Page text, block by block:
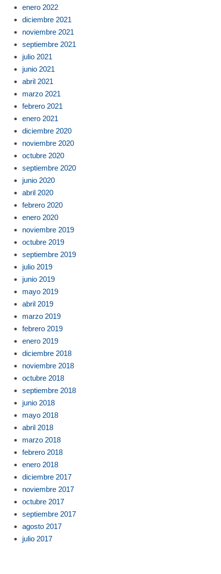
enero 2022
diciembre 2021
noviembre 2021
septiembre 2021
julio 2021
junio 2021
abril 2021
marzo 2021
febrero 2021
enero 2021
diciembre 2020
noviembre 2020
octubre 2020
septiembre 2020
junio 2020
abril 2020
febrero 2020
enero 2020
noviembre 2019
octubre 2019
septiembre 2019
julio 2019
junio 2019
mayo 2019
abril 2019
marzo 2019
febrero 2019
enero 2019
diciembre 2018
noviembre 2018
octubre 2018
septiembre 2018
junio 2018
mayo 2018
abril 2018
marzo 2018
febrero 2018
enero 2018
diciembre 2017
noviembre 2017
octubre 2017
septiembre 2017
agosto 2017
julio 2017